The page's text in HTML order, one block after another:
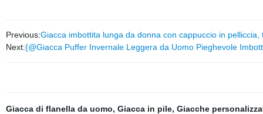
Previous:Giacca imbottita lunga da donna con cappuccio in
Next:{@Giacca Puffer Invernale Leggera da Uomo Pieghevole
Giacca di flanella da uomo, Giacca in pile, Giacche